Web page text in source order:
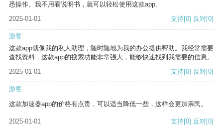
悉操作。我不用看说明书，就可以轻松使用这款app。
2025-01-01
支持[0] 反对[0]
游客
这款app就像我的私人助理，随时随地为我的办公提供帮助。我经常需要
查找资料，这款app的搜索功能非常强大，能够快速找到我需要的信息。
2025-01-01
支持[0] 反对[0]
游客
这款加速器app的价格有点贵，可以适当降低一些，这样会更加亲民。
2025-01-01 支持[0] 反对[0]